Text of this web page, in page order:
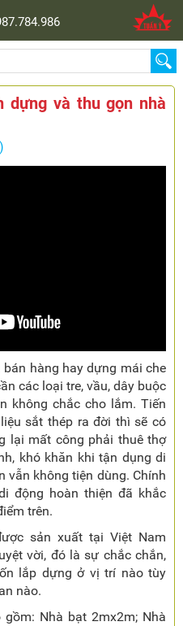
dựng và thu gọn nhà
hàng hay dựng mái che
các loại tre, vầu, dây buộc
không chắc cho lắm. Tiến
sắt thép ra đời thì sẽ có
lại mất công phải thuê thợ
khó khăn khi tận dụng di
vẫn không tiện dùng. Chính
động hoàn thiện đã khắc
trên.
sản xuất tại Việt Nam
vời, đó là sự chắc chắn,
lắp dựng ở vị trí nào tùy
nào.
Nhà bạt 2mx2m; Nhà